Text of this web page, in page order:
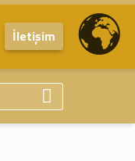
İletişim